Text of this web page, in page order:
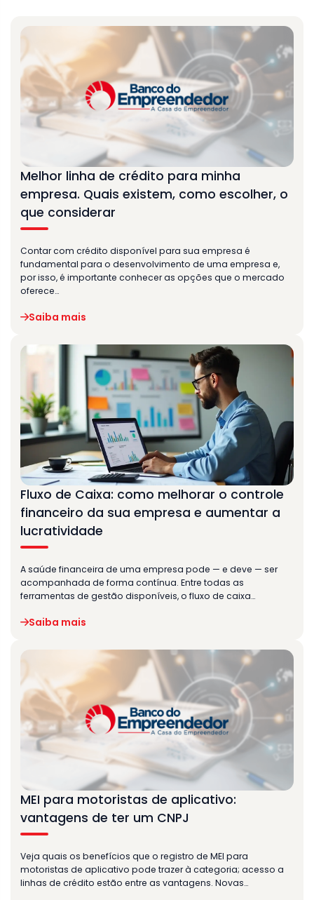
Melhor linha de crédito para minha
empresa. Quais existem, como escolher, o
que considerar
Contar com crédito disponível para sua empresa é
fundamental para o desenvolvimento de uma empresa e,
por isso, é importante conhecer as opções que o mercado
oferece…
Saiba mais
Fluxo de Caixa: como melhorar o controle
financeiro da sua empresa e aumentar a
lucratividade
A saúde financeira de uma empresa pode — e deve — ser
acompanhada de forma contínua. Entre todas as
ferramentas de gestão disponíveis, o fluxo de caixa…
Saiba mais
MEI para motoristas de aplicativo:
vantagens de ter um CNPJ
Veja quais os benefícios que o registro de MEI para
motoristas de aplicativo pode trazer à categoria; acesso a
linhas de crédito estão entre as vantagens. Novas…